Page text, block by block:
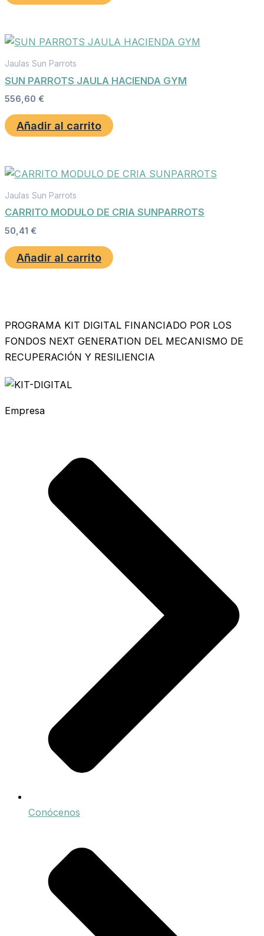
Jaulas Sun Parrots
SUN PARROTS JAULA HACIENDA GYM
556,60 €
Añadir al carrito
Jaulas Sun Parrots
CARRITO MODULO DE CRIA SUNPARROTS
50,41 €
Añadir al carrito
PROGRAMA KIT DIGITAL FINANCIADO POR LOS
FONDOS NEXT GENERATION DEL MECANISMO DE
RECUPERACIÓN Y RESILIENCIA
Empresa
Conócenos